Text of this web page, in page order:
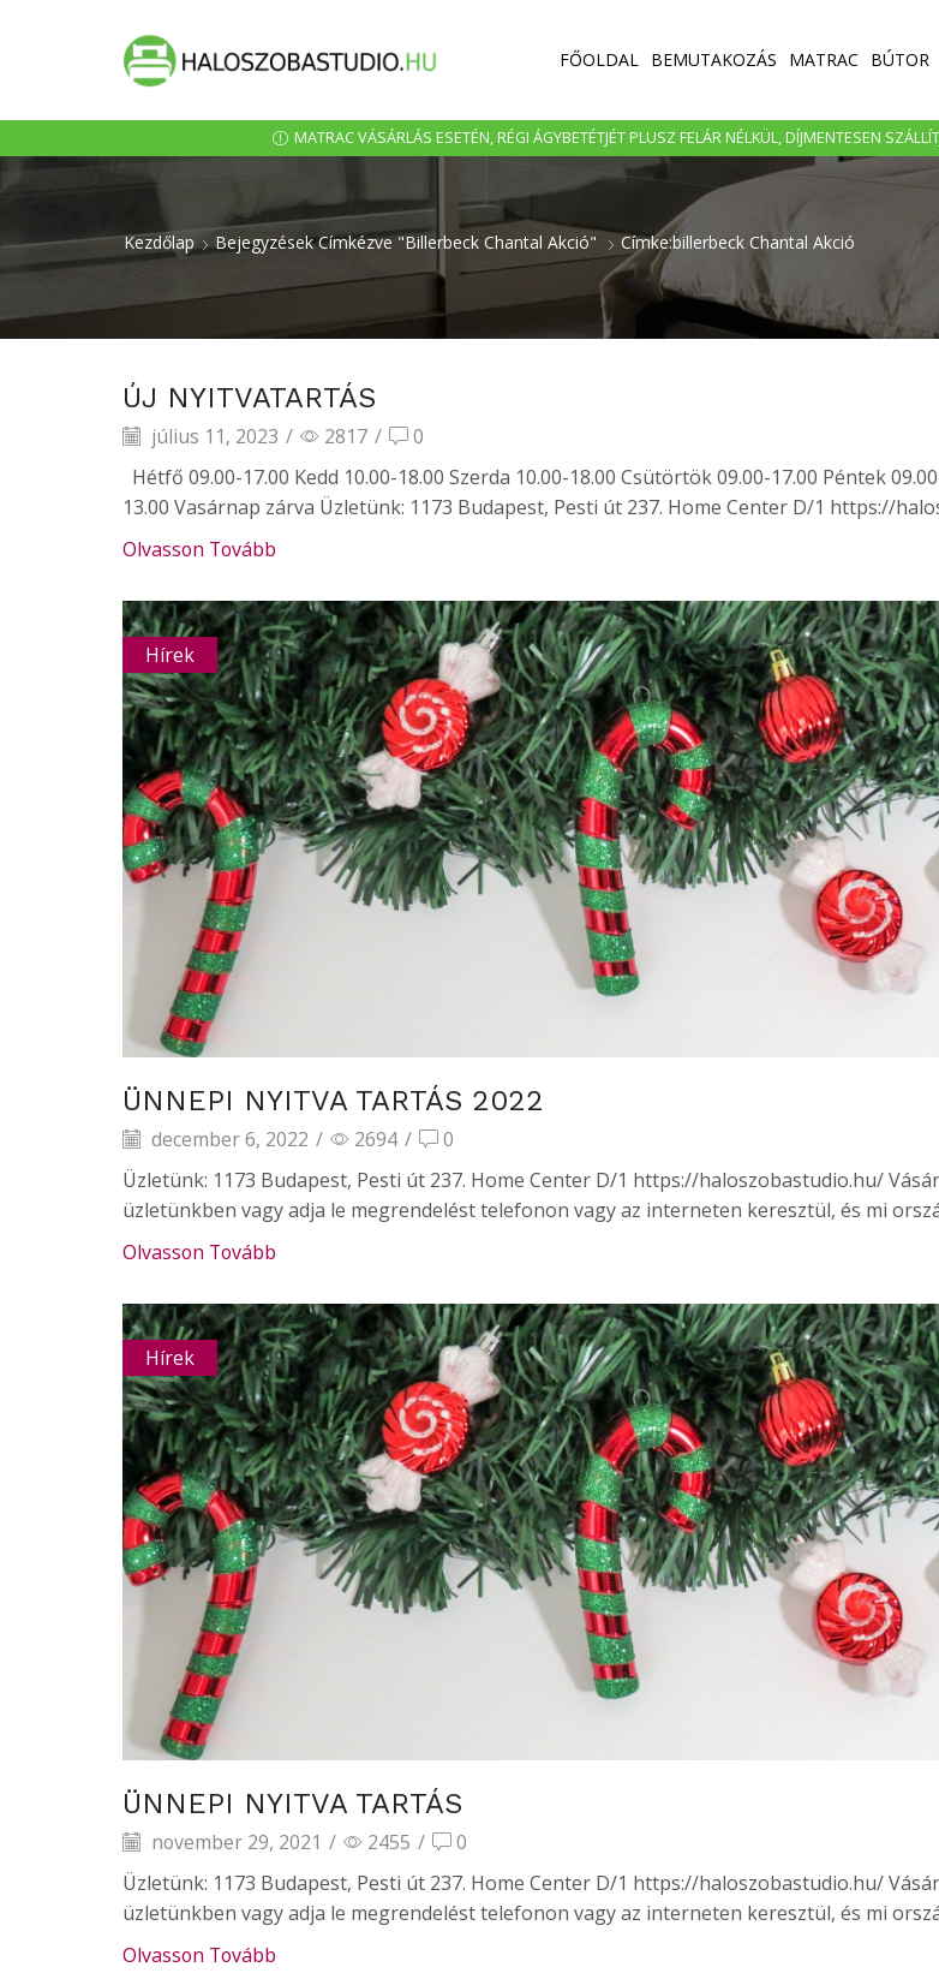
FŐOLDAL BEMUTAKOZÁS MATRAC BÚTOR
MATRAC VÁSÁRLÁS ESETÉN, RÉGI ÁGYBETÉTJÉT PLUSZ FELÁR NÉLKÜL, DÍJMENTESEN
Kezdőlap Bejegyzések Címkézve "billerbeck Chantal Akció" Címke:billerbeck Chantal Akció
ÚJ NYITVATARTÁS
július 11, 2023 / 2817 /
0
Hétfő 09.00-17.00 Kedd 10.00-18.00 Szerda 10.00-18.00 Csütörtök 09.00-17.00 Péntek
13.00 Vasárnap zárva Üzletünk: 1173 Budapest, Pesti út 237. Home Center D/1 https://
Olvasson Tovább
Hírek
ÜNNEPI NYITVA TARTÁS 2022
december 6, 2022 / 2694 /
0
Üzletünk: 1173 Budapest, Pesti út 237. Home Center D/1 https://haloszobastudio.hu/
üzletünkben vagy adja le megrendelést telefonon vagy az interneten keresztül, és mi
Olvasson Tovább
Hírek
ÜNNEPI NYITVA TARTÁS
november 29, 2021 / 2455 /
0
Üzletünk: 1173 Budapest, Pesti út 237. Home Center D/1 https://haloszobastudio.hu/
üzletünkben vagy adja le megrendelést telefonon vagy az interneten keresztül, és mi
Olvasson Tovább